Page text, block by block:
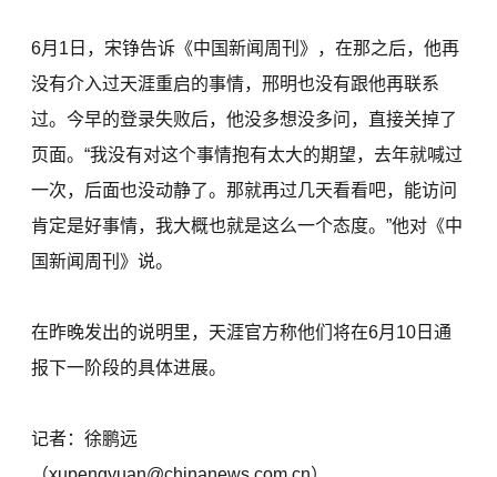
6月1日，宋铮告诉《中国新闻周刊》，在那之后，他再
没有介入过天涯重启的事情，邢明也没有跟他再联系
过。今早的登录失败后，他没多想没多问，直接关掉了
页面。“我没有对这个事情抱有太大的期望，去年就喊过
一次，后面也没动静了。那就再过几天看看吧，能访问
肯定是好事情，我大概也就是这么一个态度。”他对《中
国新闻周刊》说。
在昨晚发出的说明里，天涯官方称他们将在6月10日通
报下一阶段的具体进展。
记者：徐鹏远